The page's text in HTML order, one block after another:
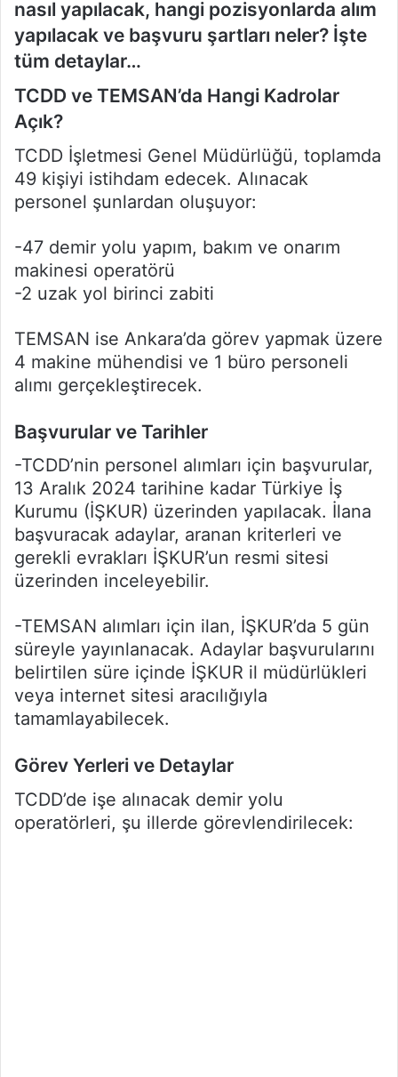
nasıl yapılacak, hangi pozisyonlarda alım
yapılacak ve başvuru şartları neler? İşte
tüm detaylar…
TCDD ve TEMSAN’da Hangi Kadrolar
Açık?
TCDD İşletmesi Genel Müdürlüğü, toplamda
49 kişiyi istihdam edecek. Alınacak
personel şunlardan oluşuyor:
-47 demir yolu yapım, bakım ve onarım
makinesi operatörü
-2 uzak yol birinci zabiti
TEMSAN ise Ankara’da görev yapmak üzere
4 makine mühendisi ve 1 büro personeli
alımı gerçekleştirecek.
Başvurular ve Tarihler
-TCDD’nin personel alımları için başvurular,
13 Aralık 2024 tarihine kadar Türkiye İş
Kurumu (İŞKUR) üzerinden yapılacak. İlana
başvuracak adaylar, aranan kriterleri ve
gerekli evrakları İŞKUR’un resmi sitesi
üzerinden inceleyebilir.
-TEMSAN alımları için ilan, İŞKUR’da 5 gün
süreyle yayınlanacak. Adaylar başvurularını
belirtilen süre içinde İŞKUR il müdürlükleri
veya internet sitesi aracılığıyla
tamamlayabilecek.
Görev Yerleri ve Detaylar
TCDD’de işe alınacak demir yolu
operatörleri, şu illerde görevlendirilecek: